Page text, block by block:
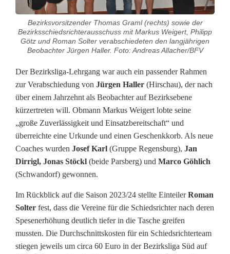
h
t
r
f
ü
r
d
i
n
e
u
Bezirksvorsitzender Thomas Graml (rechts) sowie der
Bezirksschiedsrichterausschuss mit Markus Weigert, Philipp
Götz und Roman Solter verabschiedeten den langjährigen
Beobachter Jürgen Haller. Foto: Andreas Allacher/BFV
Der Bezirksliga-Lehrgang war auch ein passender Rahmen
zur Verabschiedung von Jürgen Haller (Hirschau), der nach
über einem Jahrzehnt als Beobachter auf Bezirksebene
kürzertreten will. Obmann Markus Weigert lobte seine
„große Zuverlässigkeit und Einsatzbereitschaft“ und
überreichte eine Urkunde und einen Geschenkkorb. Als neue
Coaches wurden Josef Karl (Gruppe Regensburg), Jan
Dirrigl, Jonas Stöckl (beide Parsberg) und Marco Göhlich
(Schwandorf) gewonnen.
Im Rückblick auf die Saison 2023/24 stellte EinteilerRoman
Solter fest, dass die Vereine für die Schiedsrichter nach deren
Spesenerhöhung deutlich tiefer in die Tasche greifen
mussten. Die Durchschnittskosten für ein Schiedsrichterteam
stiegen jeweils um circa 60 Euro in der Bezirksliga Süd auf